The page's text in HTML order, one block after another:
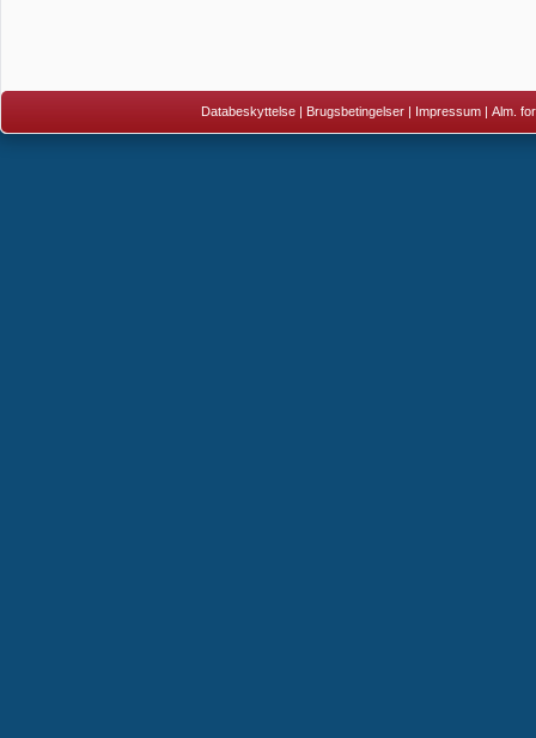
Databeskyttelse | Brugsbetingelser | Impressum | Alm.